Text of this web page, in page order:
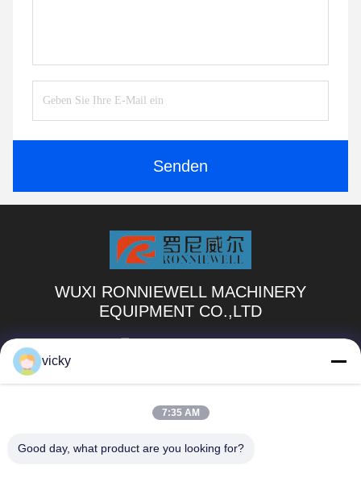
Senden
WUXI RONNIEWELL MACHINERY
EQUIPMENT CO.,LTD
sale@ronniewell.com
No.28, Xieda-Straße, Yangshan-Stadt, Huishan-disttict,
vicky
7:35 AM
Good day, what product are you looking for?